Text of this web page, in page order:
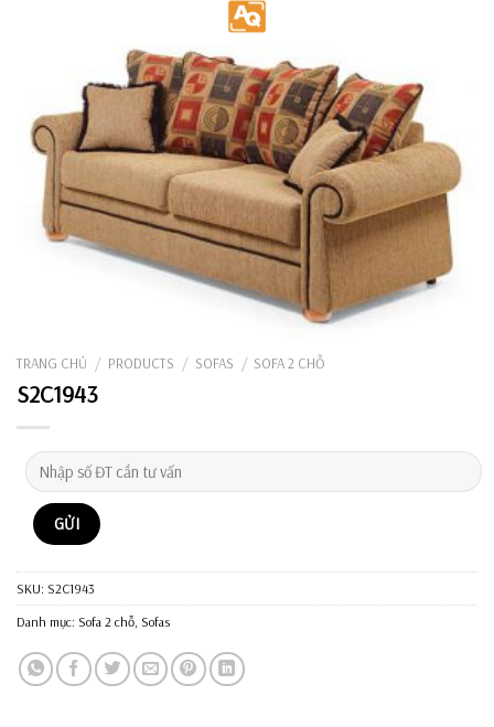
TRANG CHỦ / PRODUCTS / SOFAS / SOFA 2 CHỖ
S2C1943
SKU: S2C1943
Danh mục: Sofa 2 chỗ, Sofas